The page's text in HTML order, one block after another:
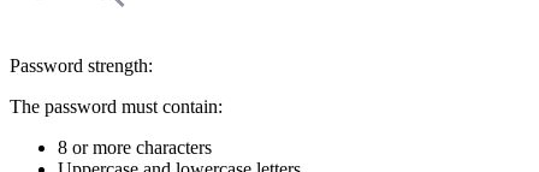
Password strength:
The password must contain:
8 or more characters